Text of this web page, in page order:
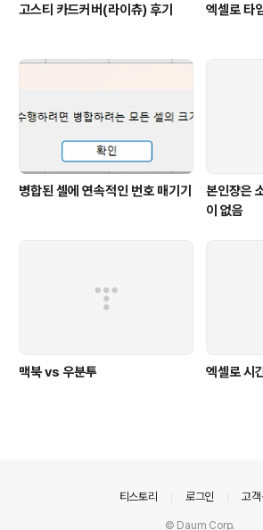
고스티 카드커버(라이츄) 후기 엑셀로 타
병합된 셀에 연속적인 번호 매기기
본인쟝은
이 없음
맥북 vs 우분투 엑셀로 시
티스토리 로그인 고객
© Daum Corp.